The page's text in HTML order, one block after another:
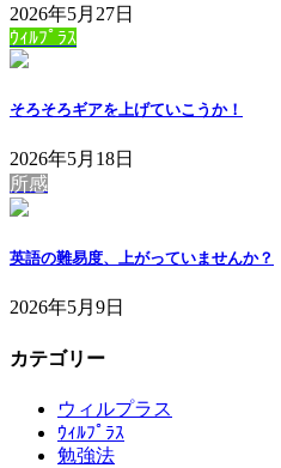
2026年5月27日
ｳｨﾙﾌﾟﾗｽ
そろそろギアを上げていこうか！
2026年5月18日
所感
英語の難易度、上がっていませんか？
2026年5月9日
カテゴリー
ウィルプラス
ｳｨﾙﾌﾟﾗｽ
勉強法